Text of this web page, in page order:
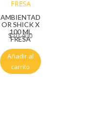
AMBIENTAD
OR SHICK X
100 ML
FRESA
$10.400
Añadir al
carrito